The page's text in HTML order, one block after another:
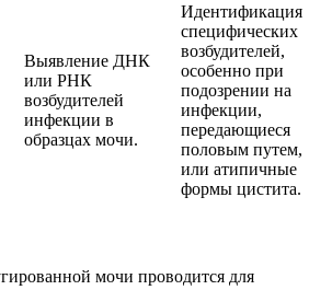
Выявление ДНК
или РНК
возбудителей
инфекции в
образцах мочи.
Идентификация
специфических
возбудителей,
особенно при
подозрении на
инфекции,
передающиеся
половым путем,
или атипичные
формы цистита.
мочи проводится для